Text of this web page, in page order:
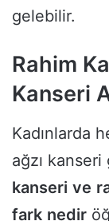
gelebilir.
Rahim
Kanseri
Kadınlarda
ağzı
kanseri ve
fark nedir